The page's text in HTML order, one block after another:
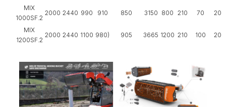
MIX
1000SF.2
2000 2440 990 910 850 3150 800 210 70 200
MIX
1200SF.2
2000 2440 1100 980) 905 3665 1200 210 100 200